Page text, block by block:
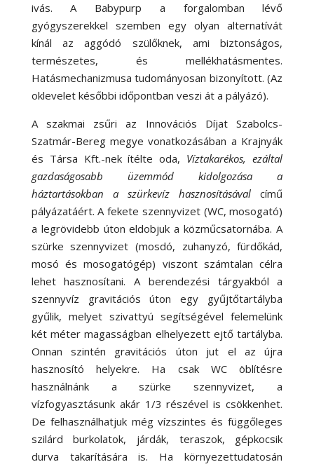
ivás. A Babypurp a forgalomban lévő
gyógyszerekkel szemben egy olyan alternatívát
kínál az aggódó szülőknek, ami biztonságos,
természetes, és mellékhatásmentes.
Hatásmechanizmusa tudományosan bizonyított. (Az
oklevelet későbbi időpontban veszi át a pályázó).
A szakmai zsűri az Innovációs Díjat Szabolcs-
Szatmár-Bereg megye vonatkozásában a Krajnyák
és Társa Kft.-nek ítélte oda, Víztakarékos, ezáltal
gazdaságosabb üzemmód kidolgozása a
háztartásokban a szürkevíz hasznosításávalcímű
pályázatáért. A fekete szennyvizet (WC, mosogató)
a legrövidebb úton eldobjuk a közműcsatornába. A
szürke szennyvizet (mosdó, zuhanyzó, fürdőkád,
mosó és mosogatógép) viszont számtalan célra
lehet hasznosítani. A berendezési tárgyakból a
szennyvíz gravitációs úton egy gyűjtőtartályba
gyűlik, melyet szivattyú segítségével felemelünk
két méter magasságban elhelyezett ejtő tartályba.
Onnan szintén gravitációs úton jut el az újra
hasznosító helyekre. Ha csak WC öblítésre
használnánk a szürke szennyvizet, a
vízfogyasztásunk akár 1/3 részével is csökkenhet.
De felhasználhatjuk még vízszintes és függőleges
szilárd burkolatok, járdák, teraszok, gépkocsik
durva takarítására is. Ha környezettudatosán